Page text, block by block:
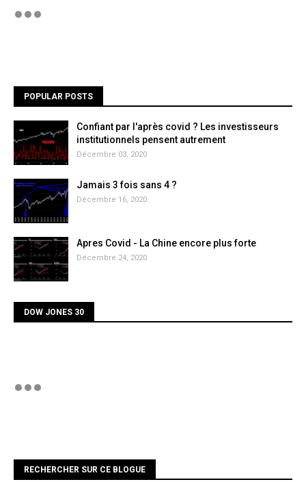
POPULAR POSTS
Confiant par l'après covid ? Les investisseurs
institutionnels pensent autrement
Décembre 03, 2020
Jamais 3 fois sans 4 ?
Décembre 16, 2020
Apres Covid - La Chine encore plus forte
Décembre 24, 2020
DOW JONES 30
RECHERCHER SUR CE BLOGUE